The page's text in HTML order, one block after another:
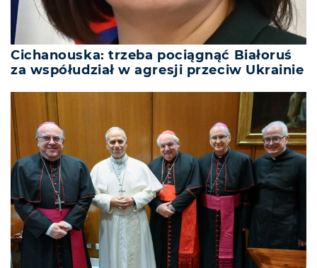
Cichanouska: trzeba pociągnąć Białoruś
za współudział w agresji przeciw Ukrainie